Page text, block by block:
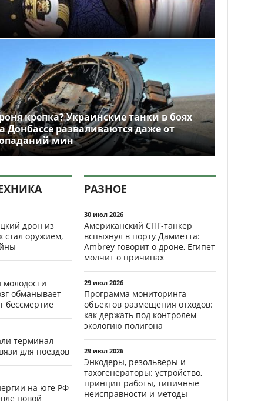
крепка? Украинские танки в боях
Донбассе разваливаются даже от
мин
дрон из
стал оружием,
молодости
обманывает
бессмертие
терминал
для поездов
на юге РФ
новой
РАЗНОЕ
30 июл 2026
Американский СПГ-танкер
вспыхнул в порту Дамиетта:
Ambrey говорит о дроне, Египет
молчит о причинах
29 июл 2026
Программа мониторинга
объектов размещения отходов:
как держать под контролем
экологию полигона
29 июл 2026
Энкодеры, резольверы и
тахогенераторы: устройство,
принцип работы, типичные
неисправности и методы